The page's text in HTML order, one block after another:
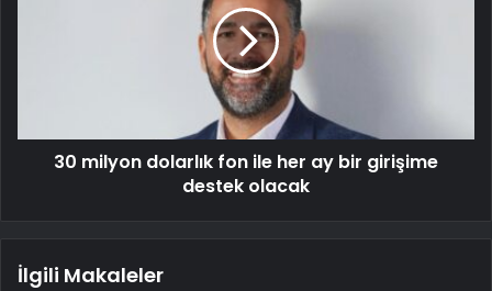
30 milyon dolarlık fon ile her ay bir girişime
destek olacak
İlgili Makaleler